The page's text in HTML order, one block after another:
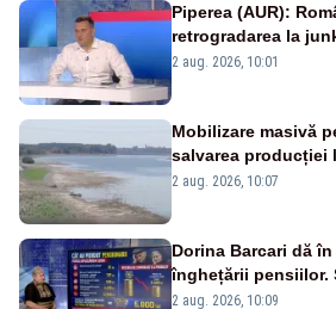
Piperea (AUR):
retrogradarea la
catastrofă pentru
2 aug. 2026, 10:01
Mobilizare masivă
salvarea producției
va detona o stâncă
2 aug. 2026, 10:07
Dorina Barcari dă
înghețării pensiilor.
pierdute de fiecare
2 aug. 2026, 10:09